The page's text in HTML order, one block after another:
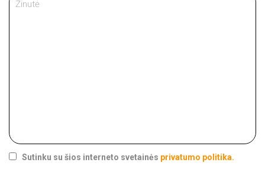
Sutinku su šios interneto svetainės privatumo politika.